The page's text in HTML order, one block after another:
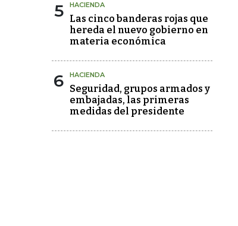
5 HACIENDA
Las cinco banderas rojas que
hereda el nuevo gobierno en
materia económica
6 HACIENDA
Seguridad, grupos armados y
embajadas, las primeras
medidas del presidente